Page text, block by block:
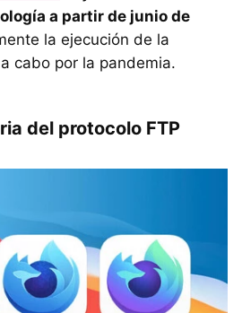
a partir de junio de
la ejecución de la
cabo por la pandemia.
del protocolo FTP